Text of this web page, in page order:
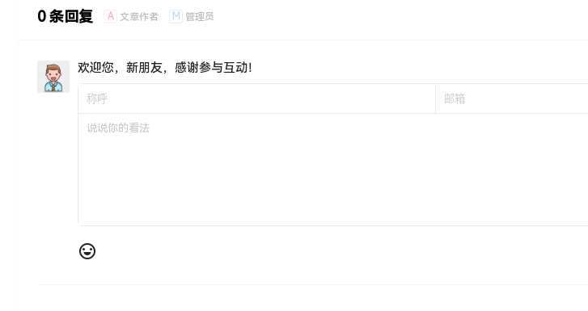
0 条回复 A 文章作者 M 管理员
欢迎您，新朋友，感谢参与互动！